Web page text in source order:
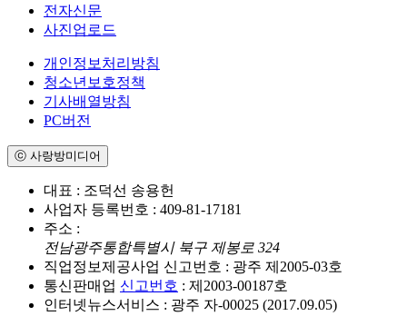
전자신문
사진업로드
개인정보처리방침
청소년보호정책
기사배열방침
PC버전
ⓒ 사랑방미디어
대표 : 조덕선 송용헌
사업자 등록번호 : 409-81-17181
주소 :
전남광주통합특별시 북구 제봉로 324
직업정보제공사업 신고번호 : 광주 제2005-03호
통신판매업 신고번호 : 제2003-00187호
인터넷뉴스서비스 : 광주 자-00025 (2017.09.05)